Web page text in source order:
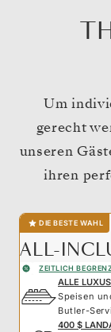
Um
gerecht
unseren
ihren
DIE BESTE WAHL
ALL-
ZEITLICH
ALLE
Speisen
Butler-
400 $